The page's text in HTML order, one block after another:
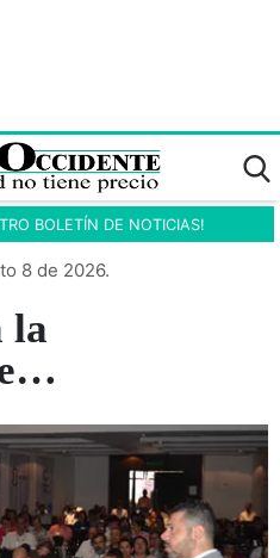
BOLETÍN DE NOTICIAS!
8 de 2026.
la